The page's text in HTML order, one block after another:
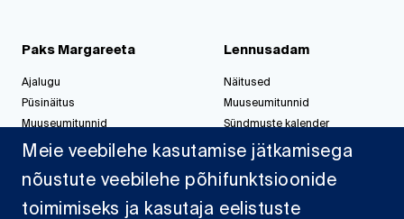
Paks Margareeta
Ajalugu
Püsinäitus
Muuseumitunnid
Korralda üritus
Lennusadam
Näitused
Muuseumitunnid
Sündmuste kalender
Korralda üritus
Meie veebilehe kasutamise jätkamisega
nõustute veebilehe põhifunktsioonide
toimimiseks ja kasutaja eelistuste